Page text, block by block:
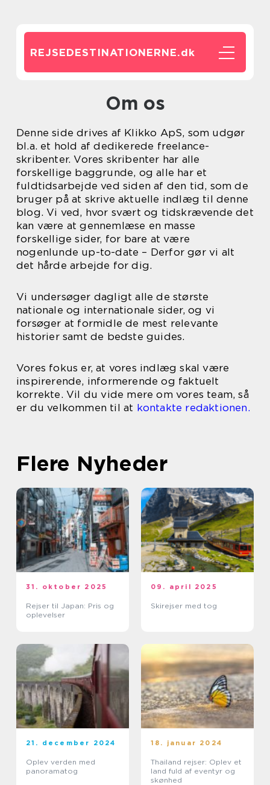
REJSEDESTINATIONERNE.dk
Om os
Denne side drives af Klikko ApS, som udgør
bl.a. et hold af dedikerede freelance-
skribenter. Vores skribenter har alle
forskellige baggrunde, og alle har et
fuldtidsarbejde ved siden af den tid, som de
bruger på at skrive aktuelle indlæg til denne
blog. Vi ved, hvor svært og tidskrævende det
kan være at gennemlæse en masse
forskellige sider, for bare at være
nogenlunde up-to-date – Derfor gør vi alt
det hårde arbejde for dig.
Vi undersøger dagligt alle de største
nationale og internationale sider, og vi
forsøger at formidle de mest relevante
historier samt de bedste guides.
Vores fokus er, at vores indlæg skal være
inspirerende, informerende og faktuelt
korrekte. Vil du vide mere om vores team, så
er du velkommen til at kontakte redaktionen.
Flere Nyheder
31. oktober 2025
Rejser til Japan: Pris og
oplevelser
09. april 2025
Skirejser med tog
21. december 2024
Oplev verden med
panoramatog
18. januar 2024
Thailand rejser: Oplev et
land fuld af eventyr og
skønhed